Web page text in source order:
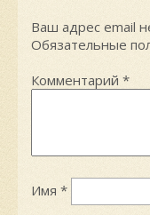
Ваш адрес email
Обязательные
Комментарий *
Имя *